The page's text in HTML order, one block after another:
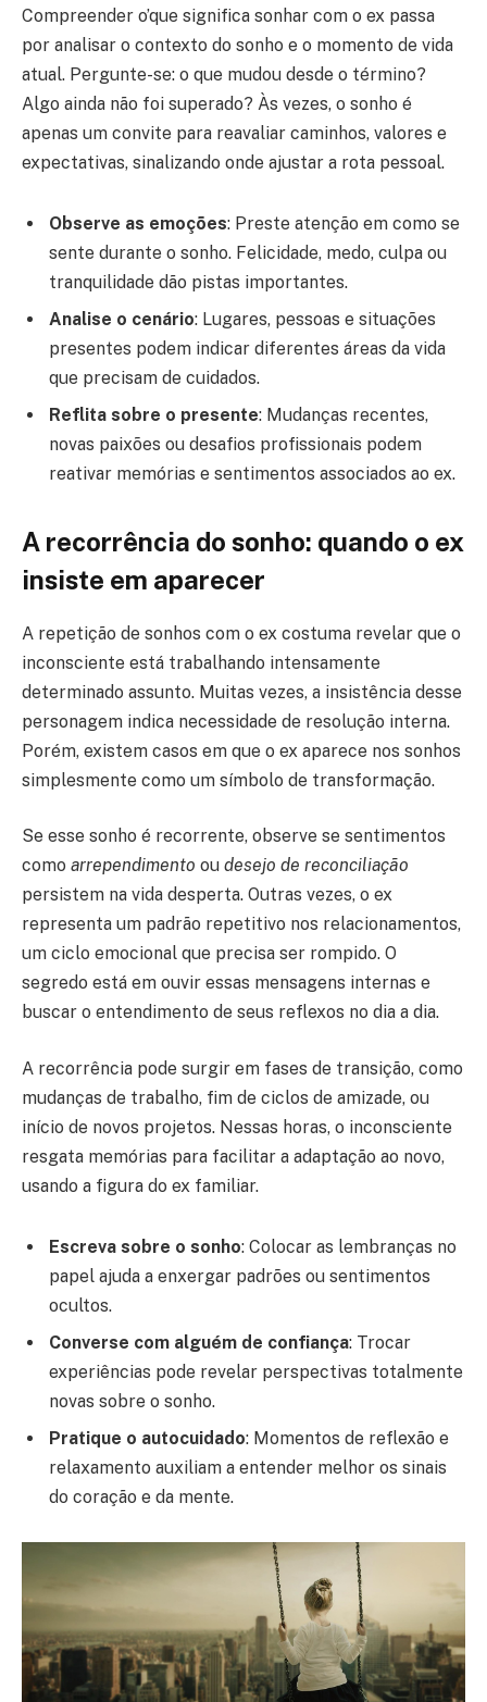
Compreender o’que significa sonhar com o ex passa
por analisar o contexto do sonho e o momento de vida
atual. Pergunte-se: o que mudou desde o término?
Algo ainda não foi superado? Às vezes, o sonho é
apenas um convite para reavaliar caminhos, valores e
expectativas, sinalizando onde ajustar a rota pessoal.
Observe as emoções: Preste atenção em como se
sente durante o sonho. Felicidade, medo, culpa ou
tranquilidade dão pistas importantes.
Analise o cenário: Lugares, pessoas e situações
presentes podem indicar diferentes áreas da vida
que precisam de cuidados.
Reflita sobre o presente: Mudanças recentes,
novas paixões ou desafios profissionais podem
reativar memórias e sentimentos associados ao ex.
A recorrência do sonho: quando o ex
insiste em aparecer
A repetição de sonhos com o ex costuma revelar que o
inconsciente está trabalhando intensamente
determinado assunto. Muitas vezes, a insistência desse
personagem indica necessidade de resolução interna.
Porém, existem casos em que o ex aparece nos sonhos
simplesmente como um símbolo de transformação.
Se esse sonho é recorrente, observe se sentimentos
como arrependimento ou desejo de reconciliação
persistem na vida desperta. Outras vezes, o ex
representa um padrão repetitivo nos relacionamentos,
um ciclo emocional que precisa ser rompido. O
segredo está em ouvir essas mensagens internas e
buscar o entendimento de seus reflexos no dia a dia.
A recorrência pode surgir em fases de transição, como
mudanças de trabalho, fim de ciclos de amizade, ou
início de novos projetos. Nessas horas, o inconsciente
resgata memórias para facilitar a adaptação ao novo,
usando a figura do ex familiar.
Escreva sobre o sonho: Colocar as lembranças no
papel ajuda a enxergar padrões ou sentimentos
ocultos.
Converse com alguém de confiança: Trocar
experiências pode revelar perspectivas totalmente
novas sobre o sonho.
Pratique o autocuidado: Momentos de reflexão e
relaxamento auxiliam a entender melhor os sinais
do coração e da mente.